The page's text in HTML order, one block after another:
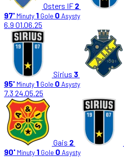
Osters IF 2
97' Minuty 1 Gole 0 Asysty
6.9 01.06.25
Sirius 3
95' Minuty 1 Gole 0 Asysty
7.3 24.05.25
Gais 2
90' Minuty 1 Gole 0 Asysty